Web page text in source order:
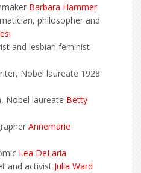
Barbara Hammer
philosopher and
and lesbian feminist
Nobel laureate 1928
Nobel laureate Betty
Annemarie
Lea DeLaria
and activist Julia Ward